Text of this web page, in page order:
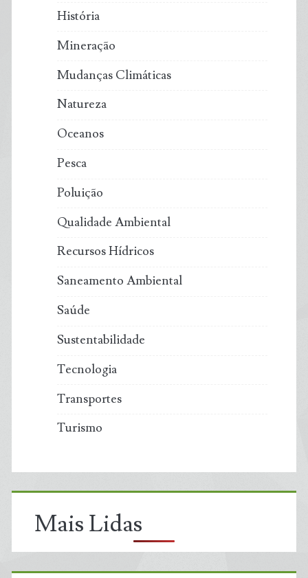
História
Mineração
Mudanças Climáticas
Natureza
Oceanos
Pesca
Poluição
Qualidade Ambiental
Recursos Hídricos
Saneamento Ambiental
Saúde
Sustentabilidade
Tecnologia
Transportes
Turismo
Mais Lidas